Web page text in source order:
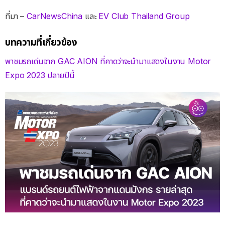
ที่มา –CarNewsChina และ EV Club Thailand Group
บทความที่เกี่ยวข้อง
พาชมรถเด่นจาก GAC AION ที่คาดว่าจะนำมาแสดงในงาน Motor
Expo 2023 ปลายปีนี้